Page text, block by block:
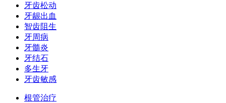
牙齿松动
牙龈出血
智齿阻生
牙周病
牙髓炎
牙结石
多生牙
牙齿敏感
根管治疗